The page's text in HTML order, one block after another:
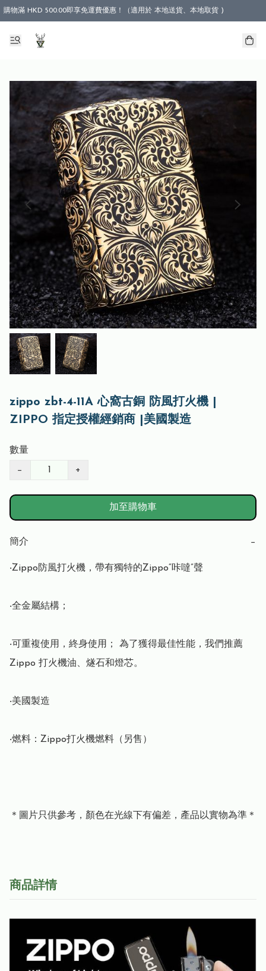
購物滿 HKD 500.00即享免運費優惠！（適用於 本地送貨、本地取貨 )
zippo zbt-4-11A 心窩古銅 防風打火機 |
ZIPPO 指定授權經銷商 |美國製造
數量
− +
加至購物車
簡介 −
‧Zippo防風打火機，帶有獨特的Zippo“咔噠”聲
‧全金屬結構；
‧可重複使用，終身使用； 為了獲得最佳性能，我們推薦
Zippo 打火機油、燧石和燈芯。
‧美國製造
‧燃料：Zippo打火機燃料（另售）
＊圖片只供參考，顏色在光線下有偏差，產品以實物為準＊
商品詳情